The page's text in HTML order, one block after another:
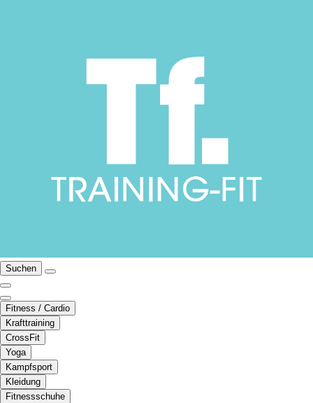
Suchen
Fitness / Cardio
Krafttraining
CrossFit
Yoga
Kampfsport
Kleidung
Fitnessschuhe